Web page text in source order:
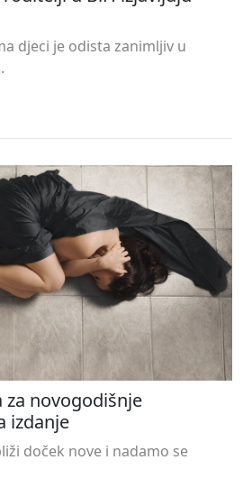
djeci je odista zanimljiv u
za novogodišnje
izdanje
doček nove i nadamo se